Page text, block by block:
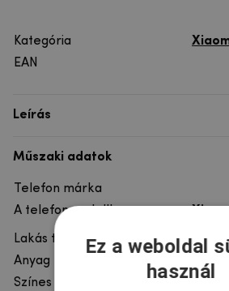
Kategória
EAN
Leírás
Műszaki adatok
Telefon márka
A telefonmodellhez
Lakás típusa
Anyag
Színes
Ez a weboldal
használ